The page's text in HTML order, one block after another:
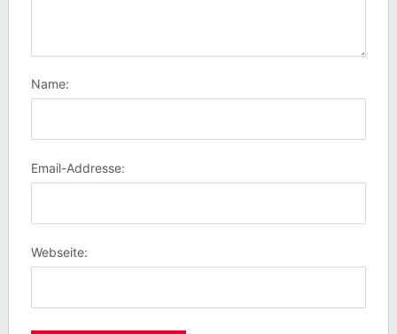
Name:
Email-Addresse:
Webseite: